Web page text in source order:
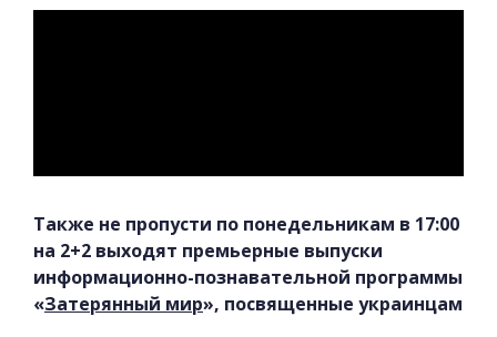
Также не пропусти по понедельникам в 17:00
на 2+2 выходят премьерные выпуски
информационно-познавательной программы
«Затерянный мир», посвященные украинцам